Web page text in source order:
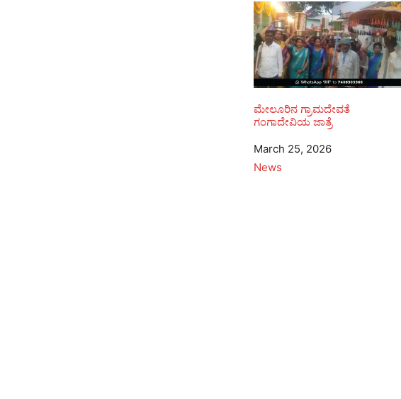
ಮೇಲೂರಿನ ಗ್ರಾಮದೇವತೆ
ಗಂಗಾದೇವಿಯ ಜಾತ್ರೆ
Date
March 25, 2026
In relation to
News